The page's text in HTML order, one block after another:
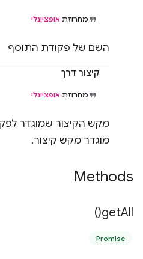
מחרוזת אופציונלי
השם של פקודת התוסף
קיצור דרך
מחרוזת אופציונלי
מקש הקיצור שמוגדר
מוגדר מקש קיצור.
Methods
getAll(
)
Promise